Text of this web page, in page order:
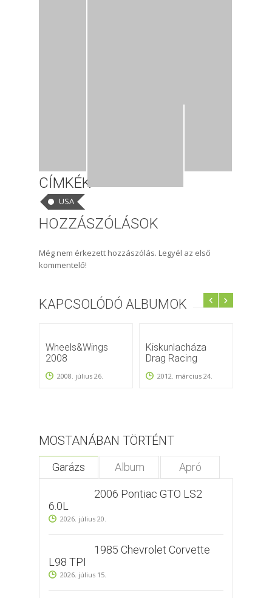
CÍMKÉK
USA
HOZZÁSZÓLÁSOK
Még nem érkezett hozzászólás. Legyél az első
kommentelő!
KAPCSOLÓDÓ ALBUMOK
Wheels&Wings
2008
2008. július 26.
Kiskunlacháza
Drag Racing
2012. március 24.
MOSTANÁBAN TÖRTÉNT
Garázs Album Apró
2006 Pontiac GTO LS2
6.0L
2026. július 20.
1985 Chevrolet Corvette
L98 TPI
2026. július 15.